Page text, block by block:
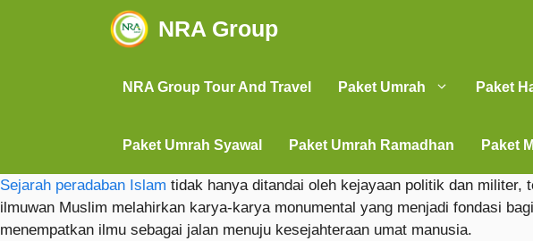
NRA Group
NRA Group Tour And Travel Paket Umrah Paket
Paket Umrah Syawal Paket Umrah Ramadhan Paket
Sejarah peradaban Islam tidak hanya ditandai oleh kejayaan politik dan militer,
ilmuwan Muslim melahirkan karya-karya monumental yang menjadi fondasi
menempatkan ilmu sebagai jalan menuju kesejahteraan umat manusia.